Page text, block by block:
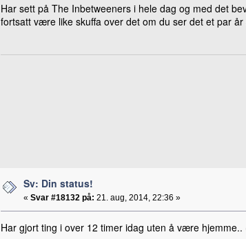
Har sett på The Inbetweeners i hele dag og med det
fortsatt være like skuffa over det om du ser det et par år
Sv: Din status!
« Svar #18132 på: 21. aug, 2014, 22:36 »
Har gjort ting i over 12 timer idag uten å være